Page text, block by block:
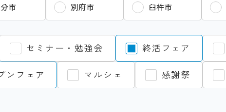
市 別府市 臼杵市
セミナー・勉強会 終活フェア
ンフェア マルシェ 感謝祭